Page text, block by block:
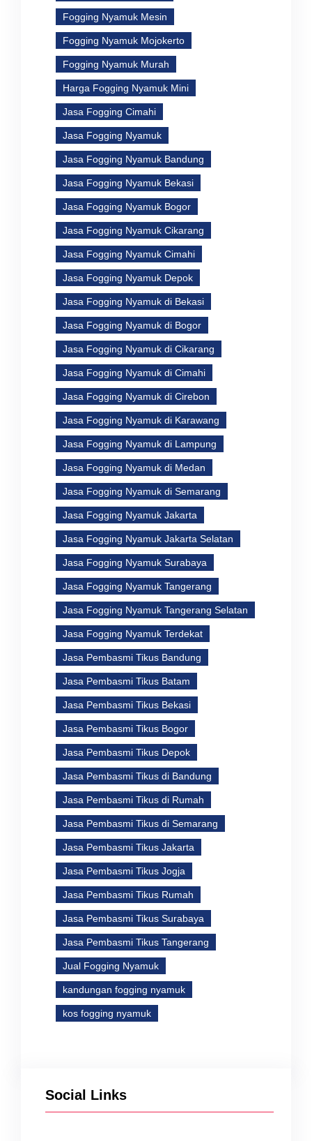
Fogging Nyamuk Mesin
Fogging Nyamuk Mojokerto
Fogging Nyamuk Murah
Harga Fogging Nyamuk Mini
Jasa Fogging Cimahi
Jasa Fogging Nyamuk
Jasa Fogging Nyamuk Bandung
Jasa Fogging Nyamuk Bekasi
Jasa Fogging Nyamuk Bogor
Jasa Fogging Nyamuk Cikarang
Jasa Fogging Nyamuk Cimahi
Jasa Fogging Nyamuk Depok
Jasa Fogging Nyamuk di Bekasi
Jasa Fogging Nyamuk di Bogor
Jasa Fogging Nyamuk di Cikarang
Jasa Fogging Nyamuk di Cimahi
Jasa Fogging Nyamuk di Cirebon
Jasa Fogging Nyamuk di Karawang
Jasa Fogging Nyamuk di Lampung
Jasa Fogging Nyamuk di Medan
Jasa Fogging Nyamuk di Semarang
Jasa Fogging Nyamuk Jakarta
Jasa Fogging Nyamuk Jakarta Selatan
Jasa Fogging Nyamuk Surabaya
Jasa Fogging Nyamuk Tangerang
Jasa Fogging Nyamuk Tangerang Selatan
Jasa Fogging Nyamuk Terdekat
Jasa Pembasmi Tikus Bandung
Jasa Pembasmi Tikus Batam
Jasa Pembasmi Tikus Bekasi
Jasa Pembasmi Tikus Bogor
Jasa Pembasmi Tikus Depok
Jasa Pembasmi Tikus di Bandung
Jasa Pembasmi Tikus di Rumah
Jasa Pembasmi Tikus di Semarang
Jasa Pembasmi Tikus Jakarta
Jasa Pembasmi Tikus Jogja
Jasa Pembasmi Tikus Rumah
Jasa Pembasmi Tikus Surabaya
Jasa Pembasmi Tikus Tangerang
Jual Fogging Nyamuk
kandungan fogging nyamuk
kos fogging nyamuk
Social Links